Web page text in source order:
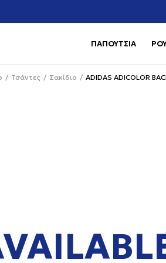
-10% στην πρώτη σου αγορά
ΠΑΠΟΥΤΣΙΑ
Τσάντες Σακίδιο ADIDAS ADICOLOR